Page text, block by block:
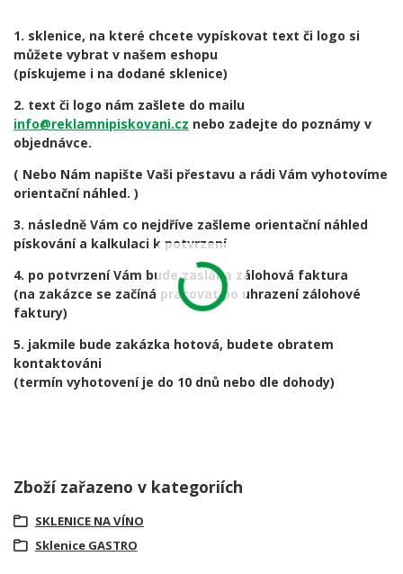
1. sklenice, na které chcete vypískovat text či logo si
můžete vybrat v našem eshopu
(pískujeme i na dodané sklenice)
2. text či logo nám zašlete do mailu
info@reklamnipiskovani.cz nebo zadejte do poznámy v
objednávce.
( Nebo Nám napište Vaši přestavu a rádi Vám vyhotovíme
orientační náhled. )
3. následně Vám co nejdříve zašleme orientační náhled
pískování a kalkulaci k potvrzení
4. po potvrzení Vám bude zaslána zálohová faktura
(na zakázce se začíná pracovat po uhrazení zálohové
faktury)
5. jakmile bude zakázka hotová, budete obratem
kontaktováni
(termín vyhotovení je do 10 dnů nebo dle dohody)
Zboží zařazeno v kategoriích
SKLENICE NA VÍNO
Sklenice GASTRO